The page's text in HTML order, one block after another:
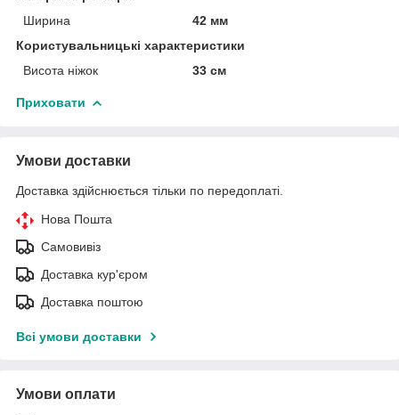
Ширина
42 мм
Користувальницькі характеристики
Висота ніжок
33 см
Приховати
Умови доставки
Доставка здійснюється тільки по передоплаті.
Нова Пошта
Самовивіз
Доставка кур'єром
Доставка поштою
Всі умови доставки
Умови оплати